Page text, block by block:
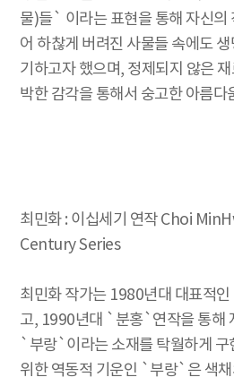
물)들` 이라는 표현을 통해 자신의
어 하찮게 버려진 사물들 속에도
기하고자 했으며, 정제되지 않은
박한 감각을 통해서 숭고한 아름다
최민화 : 이십세기 연작 Choi
Century Series
최민화 작가는 1980년대 대표적
고, 1990년대 `분홍`연작을 통해
`부랑`이라는 소재를 탁월하게
위한 역동적 기운인 `부랑`은 색